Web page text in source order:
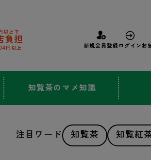
以上で
負担
円以上 新規会員登録 ログインお
知覧茶のマメ知識
注目ワード 知覧茶 知覧紅